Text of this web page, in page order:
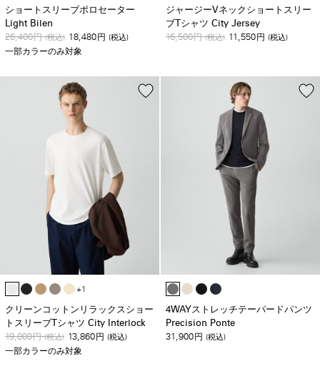
ショートスリーブポロセーター
Light Bilen
26,400円(税込) 18,480円 (税込)
一部カラーのみ対象
ジャージーVネックショートスリー
ブTシャツ City Jersey
16,500円(税込) 11,550円 (税込)
+1
クリーンコットンリラックスショー
トスリーブTシャツ City Interlock
19,800円(税込) 13,860 円 (税込)
一部カラーのみ対象
4WAYストレッチテーパードパンツ
Precision Ponte
31,900 円 (税込)